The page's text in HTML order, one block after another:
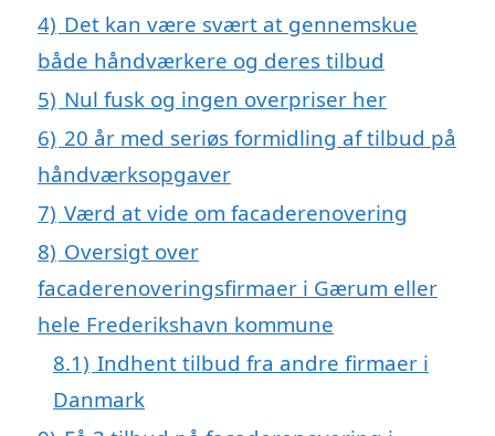
4) Det kan være svært at gennemskue
både håndværkere og deres tilbud
5) Nul fusk og ingen overpriser her
6) 20 år med seriøs formidling af tilbud på
håndværksopgaver
7) Værd at vide om facaderenovering
8) Oversigt over
facaderenoveringsfirmaer i Gærum eller
hele Frederikshavn kommune
8.1) Indhent tilbud fra andre firmaer i
Danmark